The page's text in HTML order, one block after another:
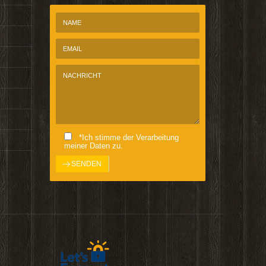
*Ich stimme der Verarbeitung
meiner Daten zu.